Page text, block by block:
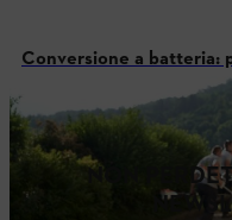
Conversione a batteria:
NON